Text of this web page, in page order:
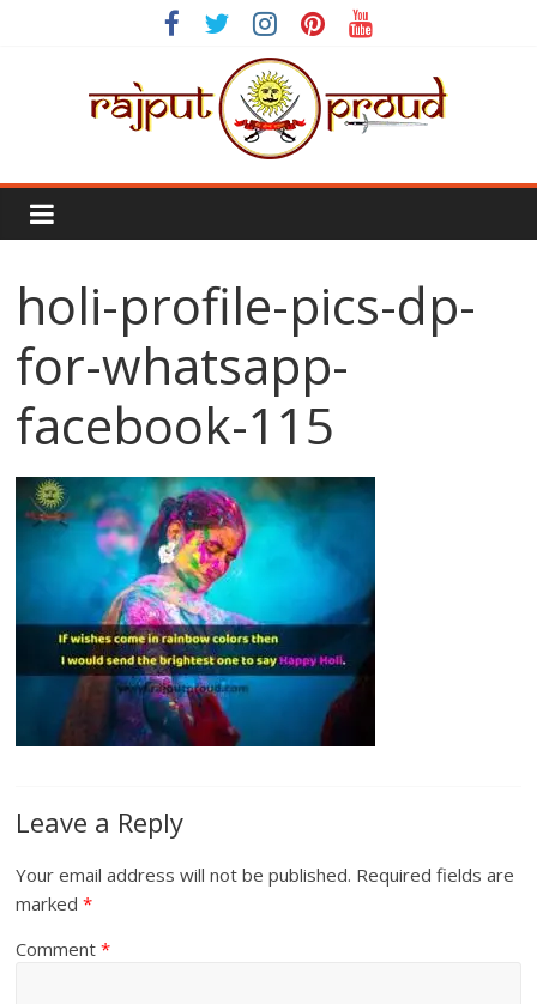
Rajput
Proud
Rajputana
Attitude
Status
In
Hindi
holi-profile-pics-dp-
for-whatsapp-
facebook-115
Leave a Reply
Your email address will not be published. Required fields are
marked*
Comment*